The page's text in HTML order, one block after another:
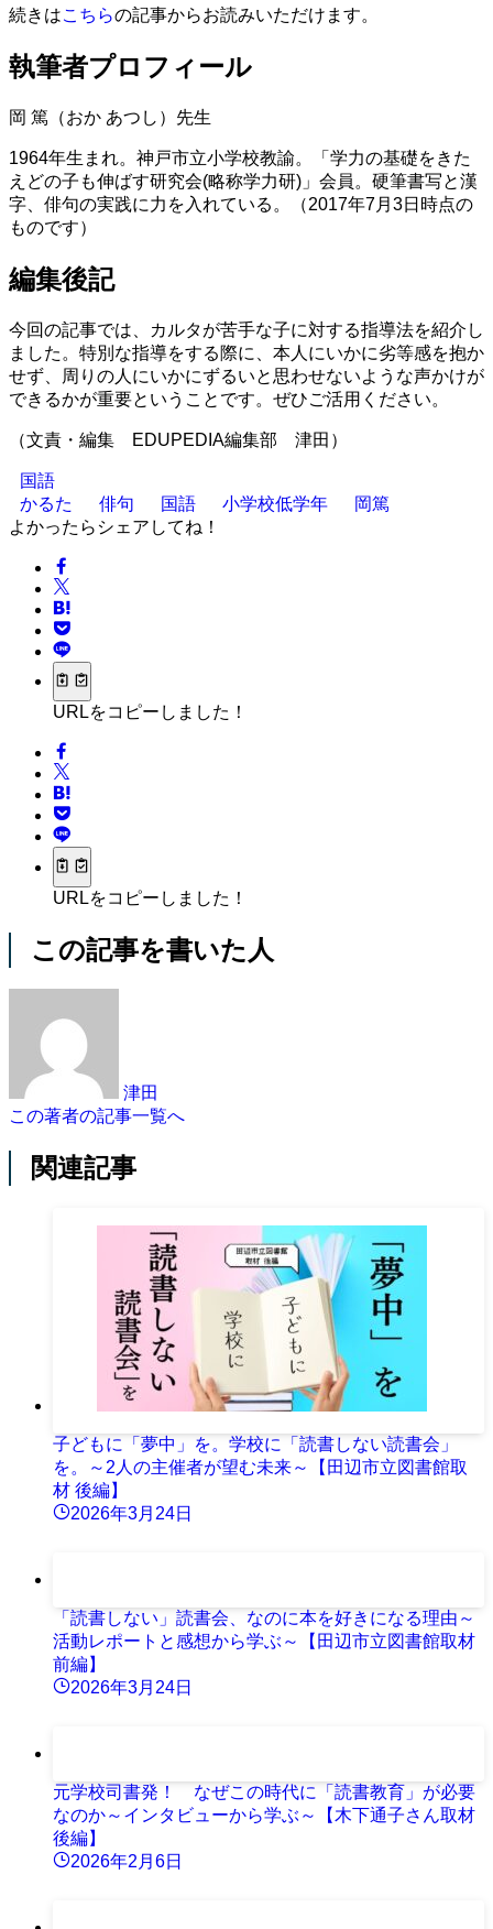
続きはこちらの記事からお読みいただけます。
執筆者プロフィール
岡 篤（おか あつし）先生
1964年生まれ。神戸市立小学校教諭。「学力の基礎をきた
えどの子も伸ばす研究会(略称学力研)」会員。硬筆書写と漢
字、俳句の実践に力を入れている。（2017年7月3日時点の
ものです）
編集後記
今回の記事では、カルタが苦手な子に対する指導法を紹介し
ました。特別な指導をする際に、本人にいかに劣等感を抱か
せず、周りの人にいかにずるいと思わせないような声かけが
できるかが重要ということです。ぜひご活用ください。
（文責・編集 EDUPEDIA編集部 津田）
国語
かるた
俳句 国語 小学校低学年
岡篤
よかったらシェアしてね！
URLをコピーしました！
URLをコピーしました！
この記事を書いた人
津田
この著者の記事一覧へ
関連記事
子どもに「夢中」を。学校に「読書しない読書会」
を。～2人の主催者が望む未来～【田辺市立図書館取
材 後編】
2026年3月24日
「読書しない」読書会、なのに本を好きになる理由～
活動レポートと感想から学ぶ～【田辺市立図書館取材
前編】
2026年3月24日
元学校司書発！ なぜこの時代に「読書教育」が必要
なのか～インタビューから学ぶ～【木下通子さん取材
後編】
2026年2月6日